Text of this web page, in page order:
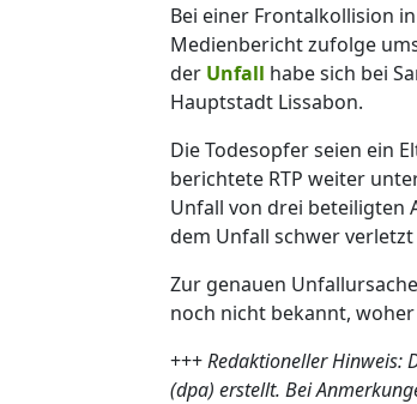
Bei einer Frontalkollision in
Medienbericht zufolge
der Unfall habe sich bei
Hauptstadt Lissabon.
Die Todesopfer seien ein
berichtete RTP weiter
Unfall von drei beteiligten
dem Unfall schwer
Zur genauen
noch nicht bekannt, woher
+++Redaktioneller Hinweis:
(dpa) erstellt. Bei